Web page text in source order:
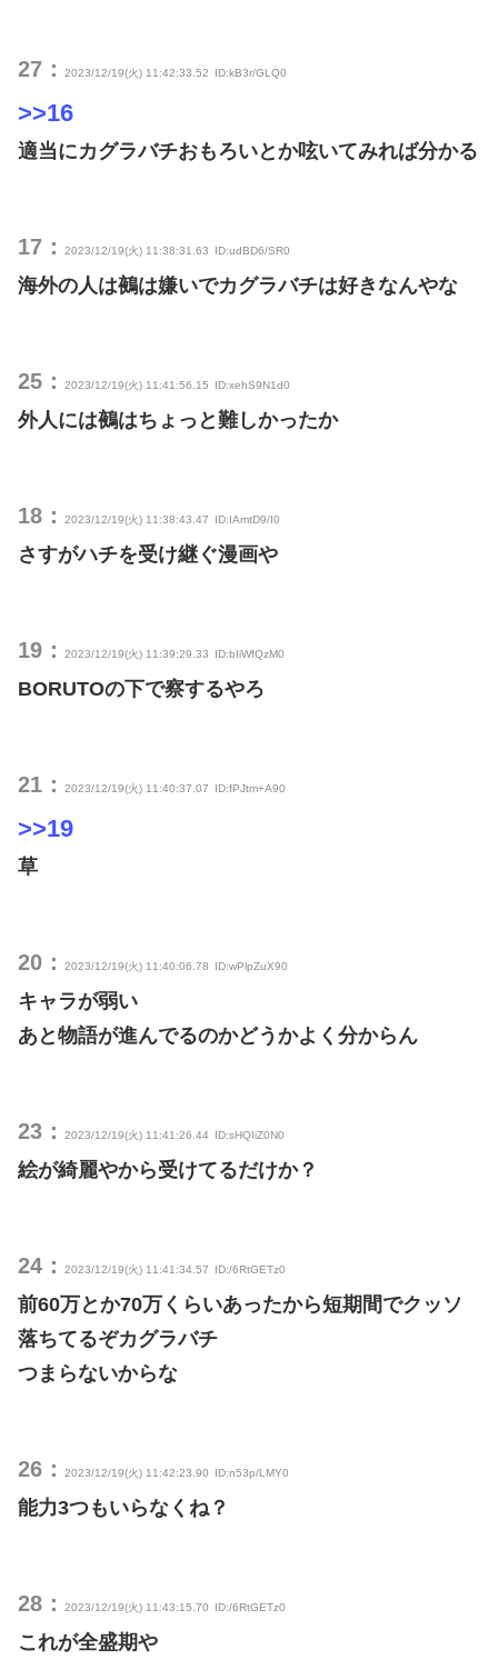
27： 2023/12/19(火) 11:42:33.52 ID:kB3r/GLQ0
>>16
適当にカグラバチおもろいとか呟いてみれば分かる
17： 2023/12/19(火) 11:38:31.63 ID:udBD6/SR0
海外の人は鵺は嫌いでカグラバチは好きなんやな
25： 2023/12/19(火) 11:41:56.15 ID:xehS9N1d0
外人には鵺はちょっと難しかったか
18： 2023/12/19(火) 11:38:43.47 ID:IAmtD9/I0
さすがハチを受け継ぐ漫画や
19： 2023/12/19(火) 11:39:29.33 ID:bIiWfQzM0
BORUTOの下で察するやろ
21： 2023/12/19(火) 11:40:37.07 ID:fPJtm+A90
>>19
草
20： 2023/12/19(火) 11:40:06.78 ID:wPlpZuX90
キャラが弱い
あと物語が進んでるのかどうかよく分からん
23： 2023/12/19(火) 11:41:26.44 ID:sHQIiZ0N0
絵が綺麗やから受けてるだけか？
24： 2023/12/19(火) 11:41:34.57 ID:/6RtGETz0
前60万とか70万くらいあったから短期間でクッソ
落ちてるぞカグラバチ
つまらないからな
26： 2023/12/19(火) 11:42:23.90 ID:n53p/LMY0
能力3つもいらなくね？
28： 2023/12/19(火) 11:43:15.70 ID:/6RtGETz0
これが全盛期や